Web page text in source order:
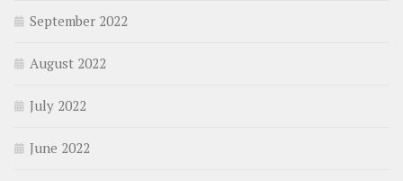
September 2022
August 2022
July 2022
June 2022